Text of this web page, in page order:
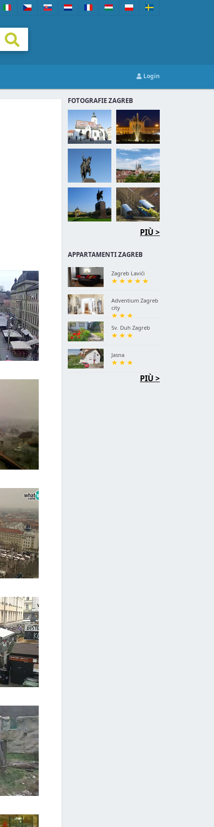
Login
FOTOGRAFIE ZAGREB
PIÙ >
APPARTAMENTI ZAGREB
Zagreb Lavići
Adventium Zagreb
city
Sv. Duh Zagreb
Jasna
PIÙ >